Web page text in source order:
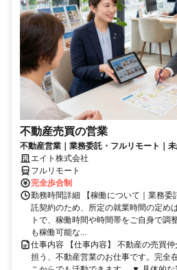
不動産売買の営業
不動産営業｜業務委託・フルリモート｜
エイト株式会社
フルリモート
完全歩合制
勤務時間詳細 【稼働について｜業務委
託契約のため、所定の就業時間の定め
トで、稼働時間や時間帯をご自身で調
も稼働可能な...
仕事内容 【仕事内容】 不動産の売買
担う、不動産営業のお仕事です。完全